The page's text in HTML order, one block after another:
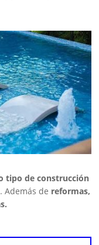
tipo de construcción
. Además de reformas,